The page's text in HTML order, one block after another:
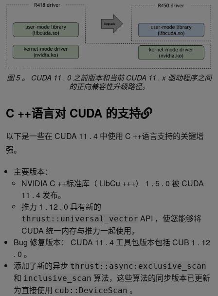
图 5 。
CUDA 11 . 0 之前版本和当前 CUDA 11 . x 驱动程序之间
的正向兼容性升级路径。
C ++语言对 CUDA 的支持
以下是一些在 CUDA 11 . 4 中使用 C ++语言支持的关键增
强。
主要版本：
NVIDIA C ++标准库（ LIbCu +++） 1 . 5 . 0 被 CUDA
11 . 4 发布。
推力 1 . 12 . 0 具有新的
thrust::universal_vector API ，使您能够将
CUDA 统一内存与推力一起使用。
Bug 修复版本： CUDA 11 . 4 工具包版本包括 CUB 1 . 12
. 0 。
添加了新的异步 thrust::async:exclusive_scan
和 inclusive_scan 算法，这些算法的同步版本已更新
为直接使用 cub::DeviceScan 。